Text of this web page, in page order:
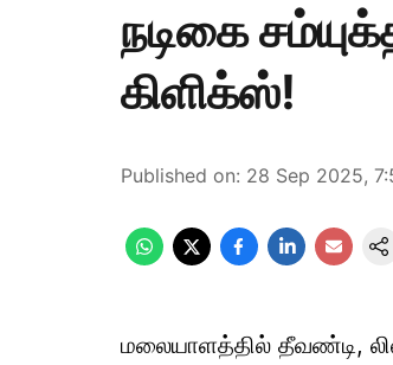
நடிகை
கிளிக்ஸ்!
Published on: 28 Sep 2025,
மலையாளத்தில் தீவண்டி,